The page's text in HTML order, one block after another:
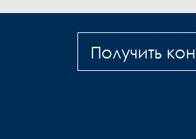
Получить